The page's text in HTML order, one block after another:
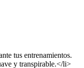
tus entrenamientos.
y transpirable.</li>